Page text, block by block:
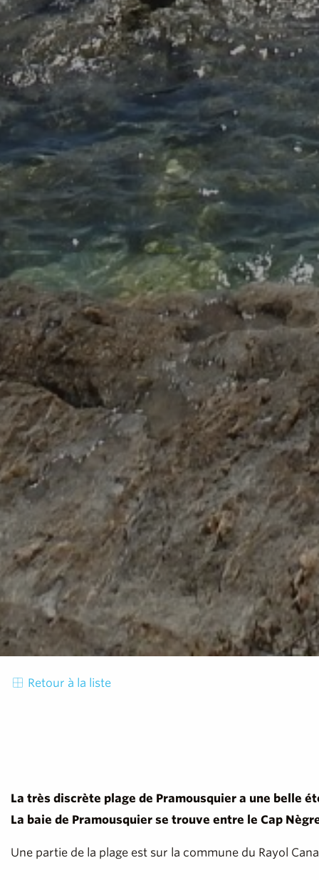
Retour à la liste
La très discrète plage de Pramousquier a une belle
La baie de Pramousquier se trouve entre le Cap
Une partie de la plage est sur la commune du Rayol